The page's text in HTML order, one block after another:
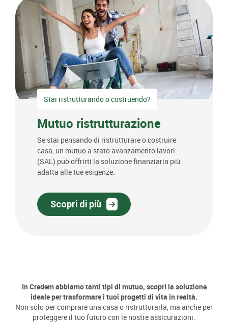
Stai ristrutturando o costruendo?
Mutuo ristrutturazione
Se stai pensando di ristrutturare o costruire
casa, un mutuo a stato avanzamento lavori
(SAL) può offrirti la soluzione finanziaria più
adatta alle tue esigenze.
Scopri di più
In Credem abbiamo tanti tipi di mutuo, scopri la soluzione
ideale per trasformare i tuoi progetti di vita in realtà.
Non solo per comprare una casa o ristrutturarla, ma anche per
proteggere il tuo futuro con le nostre assicurazioni.